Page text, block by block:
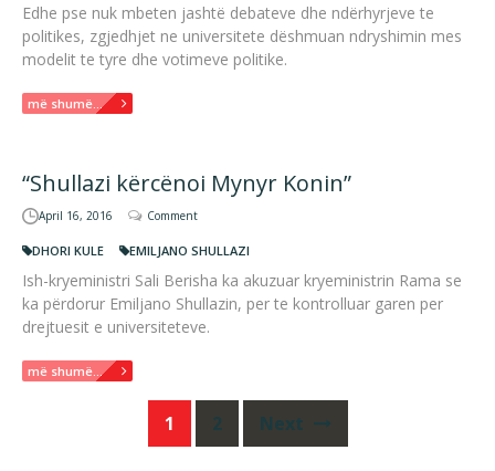
Edhe pse nuk mbeten jashtë debateve dhe ndërhyrjeve te
politikes, zgjedhjet ne universitete dëshmuan ndryshimin mes
modelit te tyre dhe votimeve politike.
më shumë...
“Shullazi kërcënoi Mynyr Konin”
April 16, 2016 Comment
DHORI KULE EMILJANO SHULLAZI
Ish-kryeministri Sali Berisha ka akuzuar kryeministrin Rama se
ka përdorur Emiljano Shullazin, per te kontrolluar garen per
drejtuesit e universiteteve.
më shumë...
navigation
1 2 Next